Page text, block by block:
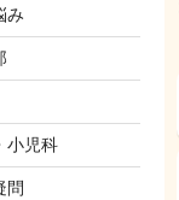
み
小児科
問